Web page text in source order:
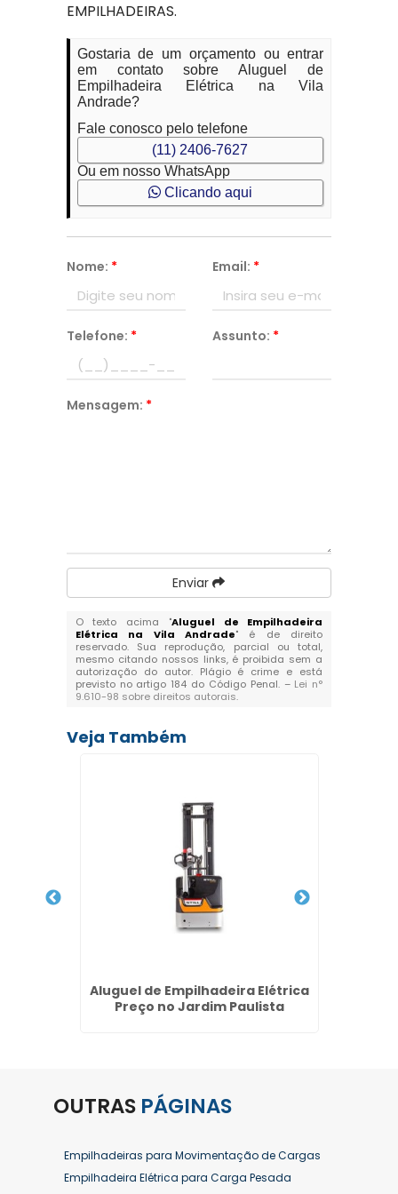
EMPILHADEIRAS.
Gostaria de um orçamento ou entrar
em contato sobre Aluguel de
Empilhadeira Elétrica na Vila
Andrade?
Fale conosco pelo telefone
(11) 2406-7627
Ou em nosso WhatsApp
Clicando aqui
Nome: * Email: *
Telefone: * Assunto: *
Mensagem: *
Enviar
O texto acima "Aluguel de Empilhadeira
Elétrica na Vila Andrade" é de direito
reservado. Sua reprodução, parcial ou total,
mesmo citando nossos links, é proibida sem a
autorização do autor. Plágio é crime e está
previsto no artigo 184 do Código Penal. – Lei n°
9.610-98 sobre direitos autorais.
Veja Também
Aluguel de Empilhadeira Elétrica
Preço no Jardim Paulista
OUTRAS PÁGINAS
Empilhadeiras para Movimentação de Cargas
Empilhadeira Elétrica para Carga Pesada